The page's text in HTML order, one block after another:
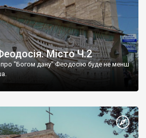
Місто Ч.2
про "Богом дану" Феодосію буде не менш